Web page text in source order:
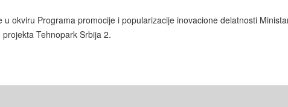
okviru Programa promocije i popularizacije inovacione delatnosti
Tehnopark Srbija 2.